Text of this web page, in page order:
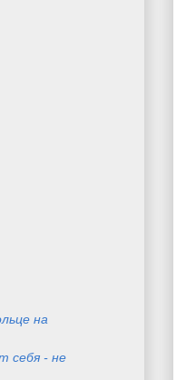
на
себя - не